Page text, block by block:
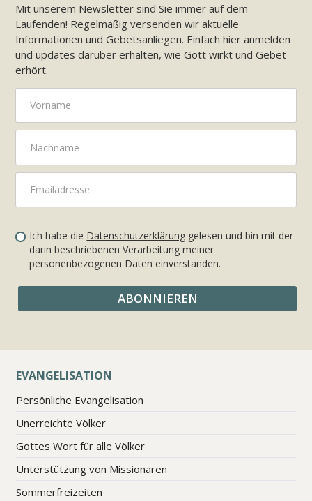
Mit unserem Newsletter sind Sie immer auf dem
Laufenden! Regelmäßig versenden wir aktuelle
Informationen und Gebetsanliegen. Einfach hier anmelden
und updates darüber erhalten, wie Gott wirkt und Gebet
erhört.
Ich habe die Datenschutzerklärung gelesen und bin mit der
darin beschriebenen Verarbeitung meiner
personenbezogenen Daten einverstanden.
EVANGELISATION
Persönliche Evangelisation
Unerreichte Völker
Gottes Wort für alle Völker
Unterstützung von Missionaren
Sommerfreizeiten